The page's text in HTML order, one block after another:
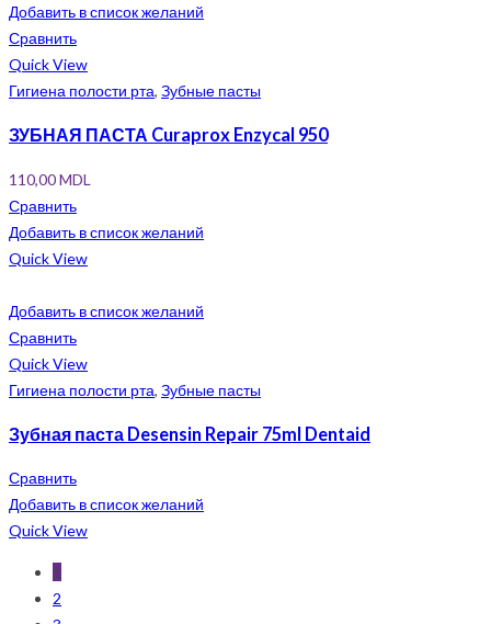
Добавить в список желаний
Сравнить
Quick View
Гигиена полости рта, Зубные пасты
ЗУБНАЯ ПАСТА Curaprox Enzycal 950
110,00MDL
Сравнить
Добавить в список желаний
Quick View
Добавить в список желаний
Сравнить
Quick View
Гигиена полости рта, Зубные пасты
Зубная паста Desensin Repair 75ml Dentaid
Сравнить
Добавить в список желаний
Quick View
1
2